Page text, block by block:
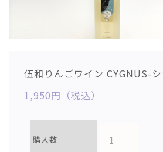
伍和りんごワイン CYGNUS-
1,950円（税込）
購入数